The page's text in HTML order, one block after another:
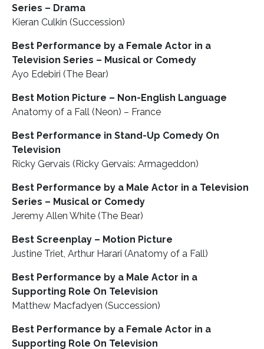
INFORMACE
REDAKCE
Series – Drama
Kieran Culkin (Succession)
Best Performance by a Female Actor in a
Television Series – Musical or Comedy
Ayo Edebiri (The Bear)
Best Motion Picture – Non-English Language
Anatomy of a Fall (Neon) – France
Best Performance in Stand-Up Comedy On
Television
Ricky Gervais (Ricky Gervais: Armageddon)
Best Performance by a Male Actor in a Television
Series – Musical or Comedy
Jeremy Allen White (The Bear)
Best Screenplay – Motion Picture
Justine Triet, Arthur Harari (Anatomy of a Fall)
Best Performance by a Male Actor in a
Supporting Role On Television
Matthew Macfadyen (Succession)
Best Performance by a Female Actor in a
Supporting Role On Television